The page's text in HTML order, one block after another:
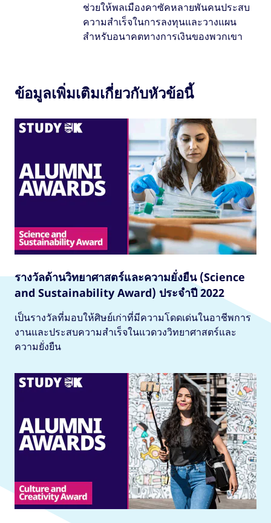
ช่วยให้พลเมืองคาซัคหลายพันคนประสบ
ความสำเร็จในการลงทุนและวางแผน
สำหรับอนาคตทางการเงินของพวกเขา
ข้อมูลเพิ่มเติมเกี่ยวกับหัวข้อนี้
รางวัลด้านวิทยาศาสตร์และความยั่งยืน (Science
and Sustainability Award) ประจำปี 2022
เป็นรางวัลที่มอบให้ศิษย์เก่าที่มีความโดดเด่นในอาชีพการ
งานและประสบความสำเร็จในแวดวงวิทยาศาสตร์และ
ความยั่งยืน